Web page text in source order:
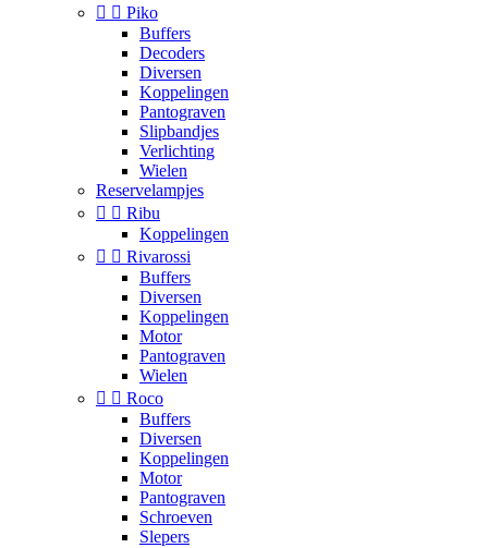
  Piko
Buffers
Decoders
Diversen
Koppelingen
Pantograven
Slipbandjes
Verlichting
Wielen
Reservelampjes
  Ribu
Koppelingen
  Rivarossi
Buffers
Diversen
Koppelingen
Motor
Pantograven
Wielen
  Roco
Buffers
Diversen
Koppelingen
Motor
Pantograven
Schroeven
Slepers